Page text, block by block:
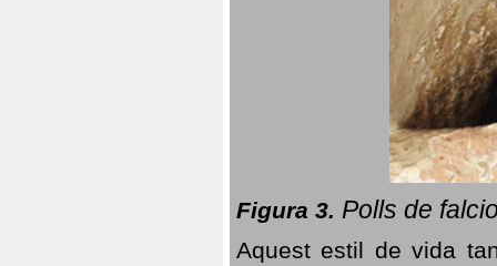
Figura 3. Polls de
Aquest estil de vida